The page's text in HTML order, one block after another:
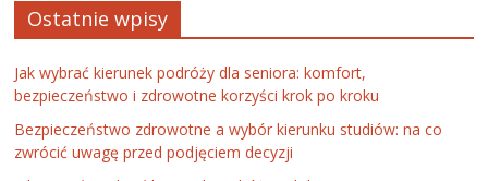
Ostatnie wpisy
Jak wybrać kierunek podróży dla seniora: komfort,
bezpieczeństwo i zdrowotne korzyści krok po kroku
Bezpieczeństwo zdrowotne a wybór kierunku studiów: na co
zwrócić uwagę przed podjęciem decyzji